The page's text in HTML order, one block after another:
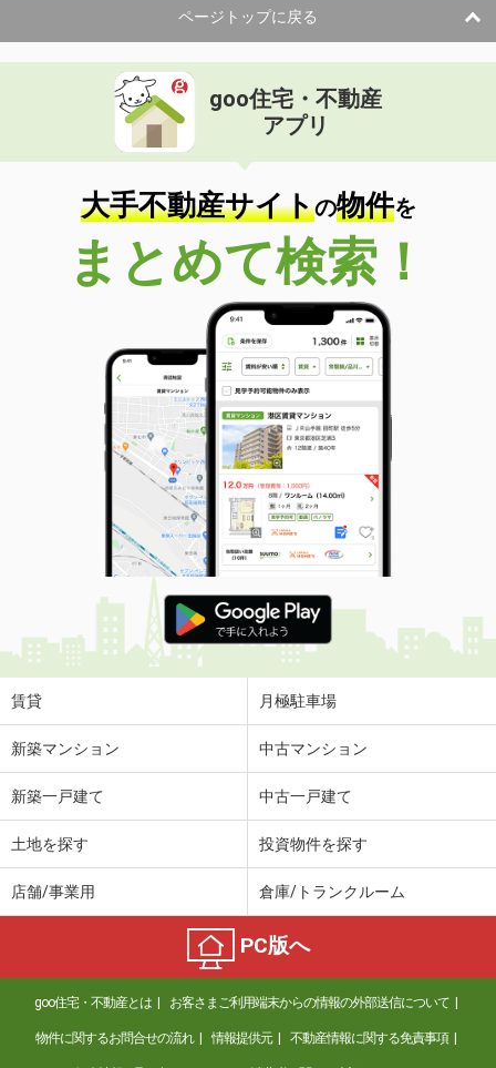
ページトップに戻る
goo住宅・不動産
アプリ
大手不動産サイトの物件を
まとめて検索！
賃貸 月極駐車場
新築マンション 中古マンション
新築一戸建て 中古一戸建て
土地を探す 投資物件を探す
店舗/事業用 倉庫/トランクルーム
PC版へ
goo住宅・不動産とは お客さまご利用端末からの情報の外部送信について
物件に関するお問合せの流れ 情報提供元 不動産情報に関する免責事項